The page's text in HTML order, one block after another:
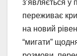
з’являється
переживає
на новий
“мигати”